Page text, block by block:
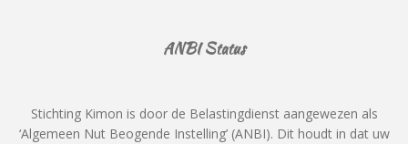
ANBI Status
Stichting Kimon is door de Belastingdienst aangewezen als
‘Algemeen Nut Beogende Instelling’ (ANBI). Dit houdt in dat uw